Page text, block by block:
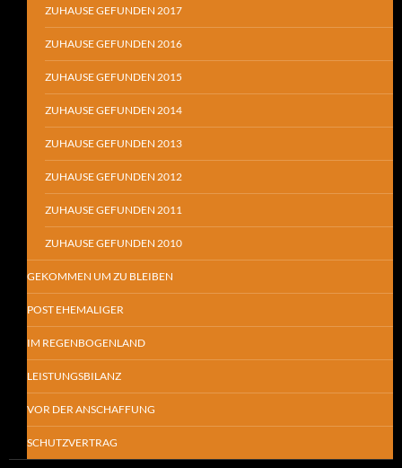
ZUHAUSE GEFUNDEN 2017
ZUHAUSE GEFUNDEN 2016
ZUHAUSE GEFUNDEN 2015
ZUHAUSE GEFUNDEN 2014
ZUHAUSE GEFUNDEN 2013
ZUHAUSE GEFUNDEN 2012
ZUHAUSE GEFUNDEN 2011
ZUHAUSE GEFUNDEN 2010
GEKOMMEN UM ZU BLEIBEN
POST EHEMALIGER
IM REGENBOGENLAND
LEISTUNGSBILANZ
VOR DER ANSCHAFFUNG
SCHUTZVERTRAG